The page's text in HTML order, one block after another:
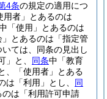
4条の規定の適用につ
用者」とあるのは
「使用」とあるのは
とあるのは「指定管
ては、同条の見出し
と、 同条中「教育
、「使用者」とある
「利用」とし、 同
は「利用許可申請